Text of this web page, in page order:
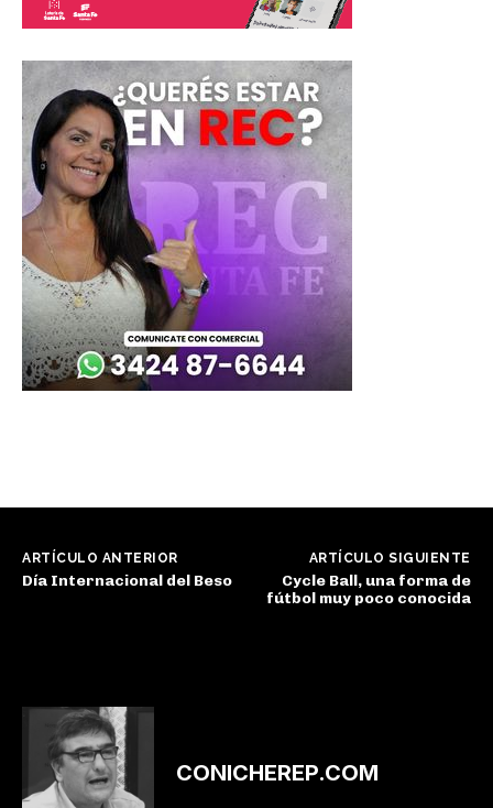
ARTÍCULO ANTERIOR
Día Internacional del Beso
ARTÍCULO SIGUIENTE
Cycle Ball, una forma de
fútbol muy poco conocida
CONICHEREP.COM